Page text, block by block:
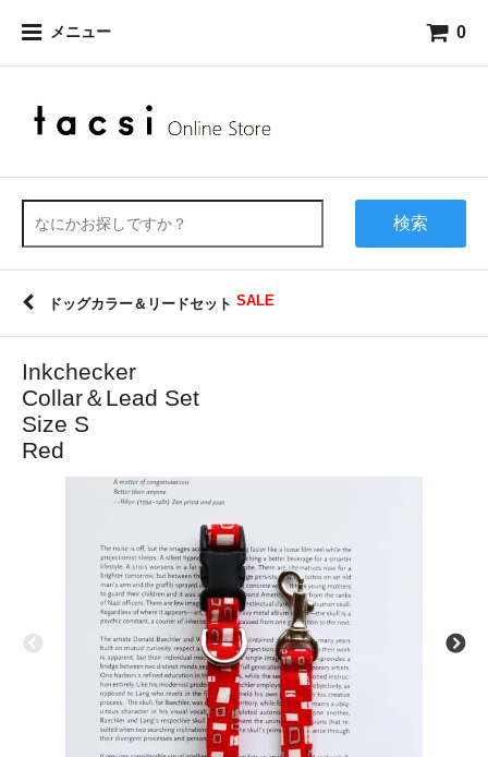
メニュー 0
検索
ドッグカラー＆リードセット SALE
Inkchecker
Collar＆Lead Set
Size S
Red